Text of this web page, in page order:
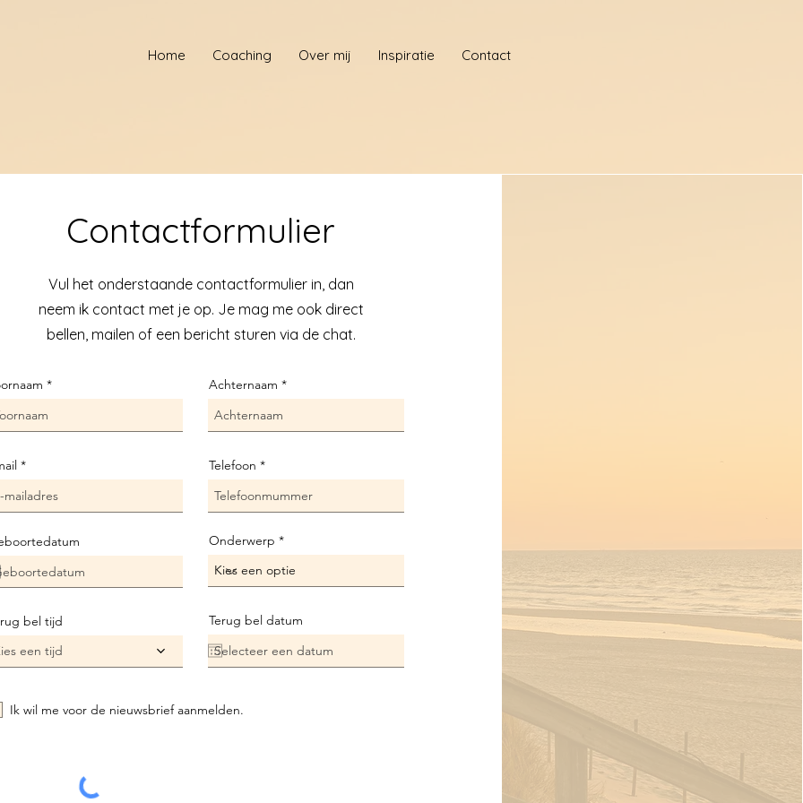
Home Coaching Over mij Inspiratie Contact
Contactformulier
Vul het onderstaande contactformulier in, dan
neem ik contact met je op. Je mag me ook direct
bellen, mailen of een bericht sturen via de chat.
Achternaam
Telefoon
Onderwerp
bel tijd
een tijd
Terug bel datum
Ik wil me voor de nieuwsbrief aanmelden.